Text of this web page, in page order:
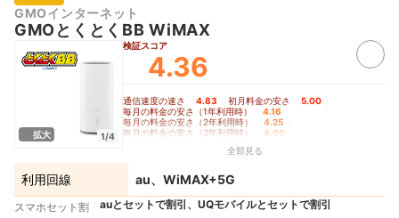
GMOインターネット
GMOとくとくBB WiMAX
拡大 1/4
検証スコア
4.36
通信速度の速さ 4.83 初月料金の安さ 5.00
毎月の料金の安さ（1年利用時） 4.16
毎月の料金の安さ（2年利用時） 4.25
毎月の料金の安さ（3年利用時）
4.00
全部見る
利用回線 au、WiMAX+5G
スマホセット割
auとセットで割引、UQモバイルとセットで割引